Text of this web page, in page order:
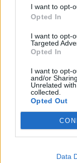
I want to opt-
Opted In
I want to opt-
Targeted
Opted In
I want to opt-
and/or
Unrelated
collected.
Opted Out
Data